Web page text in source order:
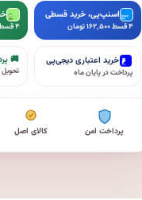
اسنپ‌پی، خرید قسطی
۴ قسط ۱۶۲٬۵۰۰ تومان ۴ قسط ۱۶۲٬۵۰۰ تومان
خرید اعتباری دیجی‌پی
پرداخت در پایان ماه
🚚
پرداخت امن کالای اصل